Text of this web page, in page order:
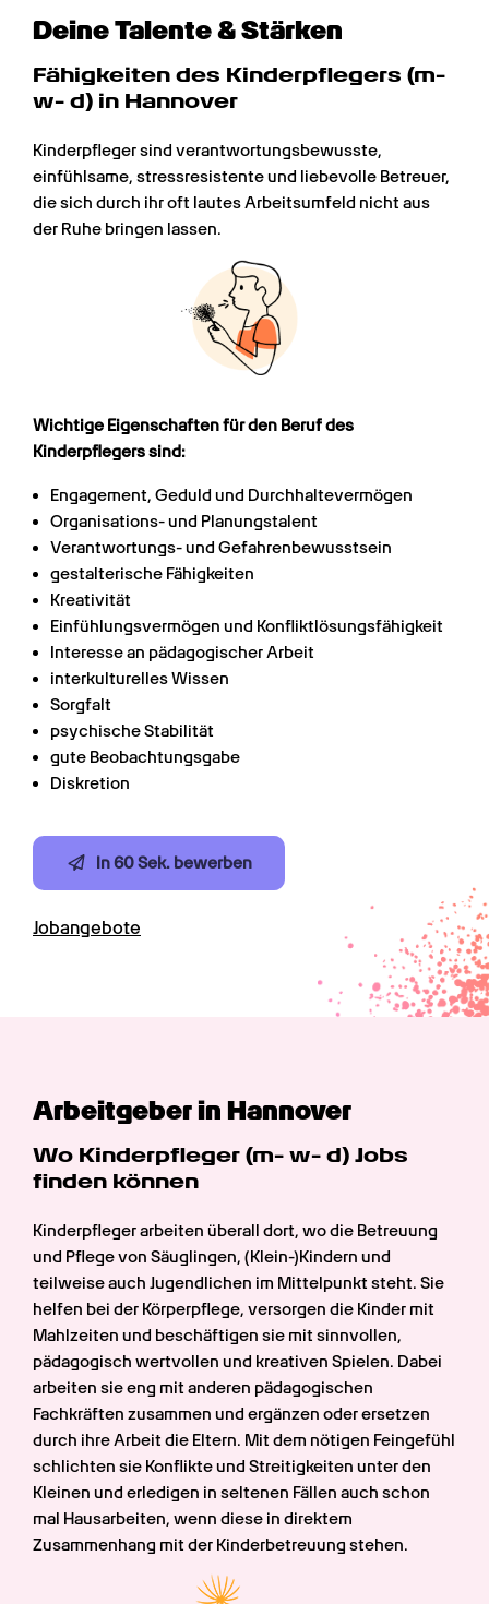
Deine Talente & Stärken
Fähigkeiten des Kinderpflegers (m-
w- d) in Hannover
Kinderpfleger sind verantwortungsbewusste,
einfühlsame, stressresistente und liebevolle Betreuer,
die sich durch ihr oft lautes Arbeitsumfeld nicht aus
der Ruhe bringen lassen.
Wichtige Eigenschaften für den Beruf des
Kinderpflegers sind:
Engagement, Geduld und Durchhaltevermögen
Organisations- und Planungstalent
Verantwortungs- und Gefahrenbewusstsein
gestalterische Fähigkeiten
Kreativität
Einfühlungsvermögen und Konfliktlösungsfähigkeit
Interesse an pädagogischer Arbeit
interkulturelles Wissen
Sorgfalt
psychische Stabilität
gute Beobachtungsgabe
Diskretion
In 60 Sek. bewerben
Jobangebote
Arbeitgeber in Hannover
Wo Kinderpfleger (m- w- d) Jobs
finden können
Kinderpfleger arbeiten überall dort, wo die Betreuung
und Pflege von Säuglingen, (Klein-)Kindern und
teilweise auch Jugendlichen im Mittelpunkt steht. Sie
helfen bei der Körperpflege, versorgen die Kinder mit
Mahlzeiten und beschäftigen sie mit sinnvollen,
pädagogisch wertvollen und kreativen Spielen. Dabei
arbeiten sie eng mit anderen pädagogischen
Fachkräften zusammen und ergänzen oder ersetzen
durch ihre Arbeit die Eltern. Mit dem nötigen Feingefühl
schlichten sie Konflikte und Streitigkeiten unter den
Kleinen und erledigen in seltenen Fällen auch schon
mal Hausarbeiten, wenn diese in direktem
Zusammenhang mit der Kinderbetreuung stehen.